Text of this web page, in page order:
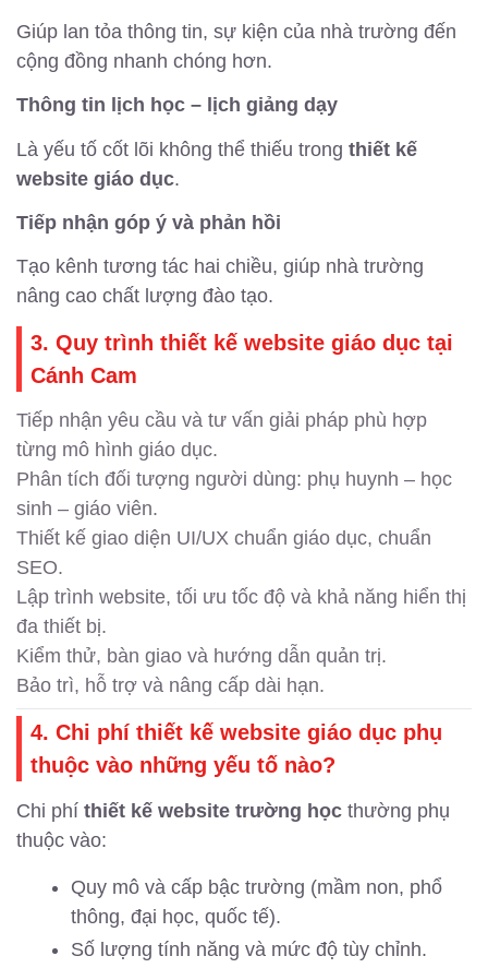
Giúp lan tỏa thông tin, sự kiện của nhà trường đến
cộng đồng nhanh chóng hơn.
Thông tin lịch học – lịch giảng dạy
Là yếu tố cốt lõi không thể thiếu trong thiết kế
website giáo dục.
Tiếp nhận góp ý và phản hồi
Tạo kênh tương tác hai chiều, giúp nhà trường
nâng cao chất lượng đào tạo.
3. Quy trình thiết kế website giáo dục tại
Cánh Cam
Tiếp nhận yêu cầu và tư vấn giải pháp phù hợp
từng mô hình giáo dục.
Phân tích đối tượng người dùng: phụ huynh – học
sinh – giáo viên.
Thiết kế giao diện UI/UX chuẩn giáo dục, chuẩn
SEO.
Lập trình website, tối ưu tốc độ và khả năng hiển thị
đa thiết bị.
Kiểm thử, bàn giao và hướng dẫn quản trị.
Bảo trì, hỗ trợ và nâng cấp dài hạn.
4. Chi phí thiết kế website giáo dục phụ
thuộc vào những yếu tố nào?
Chi phí thiết kế website trường học thường phụ
thuộc vào:
Quy mô và cấp bậc trường (mầm non, phổ
thông, đại học, quốc tế).
Số lượng tính năng và mức độ tùy chỉnh.